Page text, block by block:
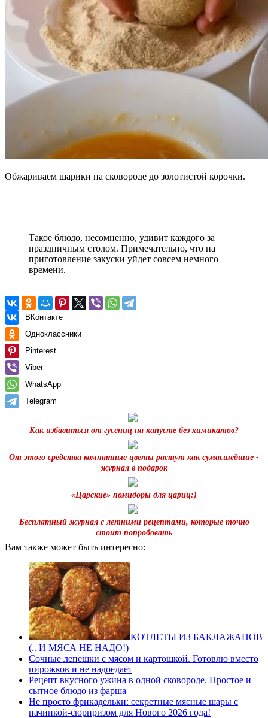
Обжариваем шарики на сковороде до золотистой корочки.
Такое блюдо, несомненно, удивит каждого за
праздничным столом. Примечательно, что на
приготовление закуски уйдет совсем немного
времени.
ВКонтакте
Одноклассники
Pinterest
Viber
WhatsApp
Telegram
Как избавиться от гусениц на капусте без химикатов?
От этого средства комнатные цветы растут как сумасшедшие -
журнал в подарок
«Царские» помидоры для цариц:)
Бесплатный журнал с летними рецептами, которые точно
стоит попробовать
Вам также может быть интересно:
КОТЛЕТЫ ИЗ БАКЛАЖАНОВ
(.. И МЯСА НЕ НАДО!)
Сочные лепешки с мясом и картошкой. Готовлю вместо
пирожков и не надоедает
Рецепт вкусного ужина в одной сковороде. Простое и
сытное блюдо из фарша
Не просто фрикадельки: секретные мясные шары с
начинкой-сюрпризом для Нового 2026 года!